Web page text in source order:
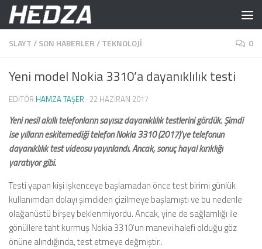
Skip to content
SLAYT/SON HABERLER/TEKNOLOJI 0
Yeni model Nokia 3310’a dayanıklılık testi
EDITÖR HAMZA TAŞER · 22 HAZIRAN 2017
Yeni nesil akıllı telefonların sayısız dayanıklılık testlerini gördük. Şimdi
ise yılların eskitemediği telefon Nokia 3310 (2017)’ye telefonun
dayanıklılık test videosu yayınlandı. Ancak, sonuç hayal kırıklığı
yaratıyor gibi.
Testi yapan kişi işkenceye başlamadan önce test birimi günlük
kullanımdan dolayı şimdiden çizilmeye başlamıştı ve bu nedenle
olağanüstü birşey beklenmiyordu. Ancak, yine de sağlamlığı ile
gönüllere taht kurmuş Nokia 3310’un manevi halefi olduğu göz
önüne alındığında, test etmeye değmiştir..